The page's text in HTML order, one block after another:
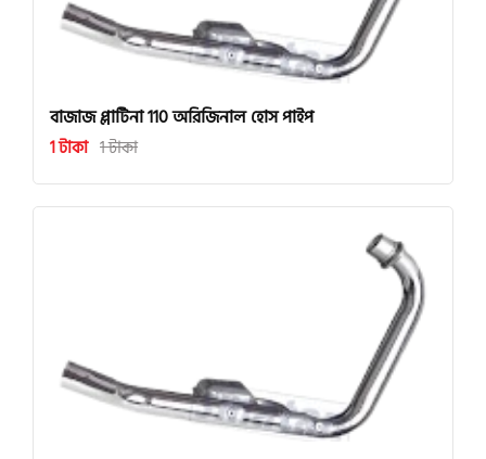
বাজাজ প্লাটিনা 110 অরিজিনাল হোস পাইপ
1 টাকা 1 টাকা